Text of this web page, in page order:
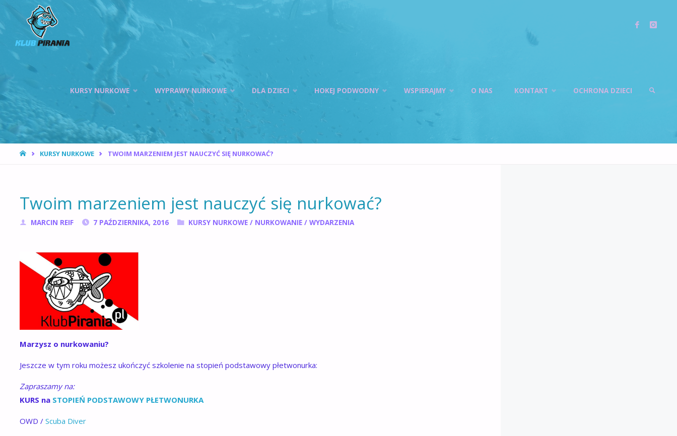
WROCŁAW |
KURSY
NURKOWANIA,
HOKEJ
PODWODNY
Przejdź
treści
KURSY NURKOWE WYPRAWY NURKOWE DLA DZIECI HOKEJ PODWODNY WSPIERAJMY O NAS KONTAKT OCHRONA DZIECI
STRONA
KURSY NURKOWE TWOIM MARZENIEM JEST NAUCZYĆ SIĘ NURKOWAĆ?
Twoim marzeniem jest nauczyć się nurkować?
MARCIN REIF 7 PAŹDZIERNIKA, 2016 KURSY NURKOWE/ NURKOWANIE/ WYDARZENIA
Marzysz o nurkowaniu?
Jeszcze w tym roku możesz ukończyć szkolenie na stopień podstawowy płetwonurka:
Zapraszamy na:
KURS na STOPIEŃ PODSTAWOWY PŁETWONURKA
OWD /Scuba Diver